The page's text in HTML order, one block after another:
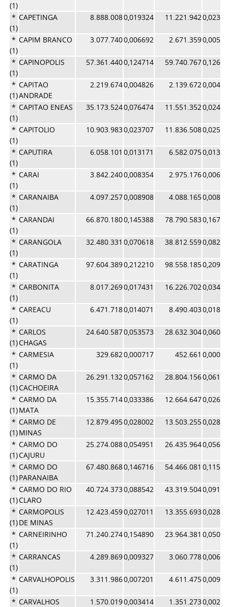
(1)
*
(1)
CAPETINGA 8.888.0080,019324 11.221.942
*
(1)
CAPIM BRANCO 3.077.7400,006692 2.671.359
*
(1)
CAPINOPOLIS 57.361.4400,124714 59.740.767
*
(1)
CAPITAO
ANDRADE
2.219.6740,004826 2.139.672
*
(1)
CAPITAO ENEAS 35.173.5240,076474 11.551.352
*
(1)
CAPITOLIO 10.903.9830,023707 11.836.508
*
(1)
CAPUTIRA 6.058.101 0,013171 6.582.075
*
(1)
CARAI 3.842.2400,008354 2.975.176
*
(1)
CARANAIBA 4.097.2570,008908 4.088.165
*
(1)
CARANDAI 66.870.1800,145388 78.790.583
*
(1)
CARANGOLA 32.480.331 0,070618 38.812.559
*
(1)
CARATINGA 97.604.3890,212210 98.558.185
*
(1)
CARBONITA 8.017.2690,017431 16.226.702
*
(1)
CAREACU 6.471.7180,014071 8.490.403
*
(1)
CARLOS
CHAGAS
24.640.5870,053573 28.632.304
*
(1)
CARMESIA 329.6820,000717 452.661
*
(1)
CARMO DA
CACHOEIRA
26.291.1320,057162 28.804.156
*
(1)
CARMO DA
MATA
15.355.7140,033386 12.664.647
*
(1)
CARMO DE
MINAS
12.879.4950,028002 13.503.255
*
(1)
CARMO DO
CAJURU
25.274.0880,054951 26.435.964
*
(1)
CARMO DO
PARANAIBA
67.480.8680,146716 54.466.081
*
(1)
CARMO DO RIO
CLARO
40.724.3730,088542 43.319.504
*
(1)
CARMOPOLIS
DE MINAS
12.423.4590,027011 13.355.693
*
(1)
CARNEIRINHO 71.240.2740,154890 23.964.381
*
(1)
CARRANCAS 4.289.8690,009327 3.060.778
*
(1)
CARVALHOPOLIS 3.311.9860,007201 4.611.475
* CARVALHOS 1.570.0190,003414 1.351.273